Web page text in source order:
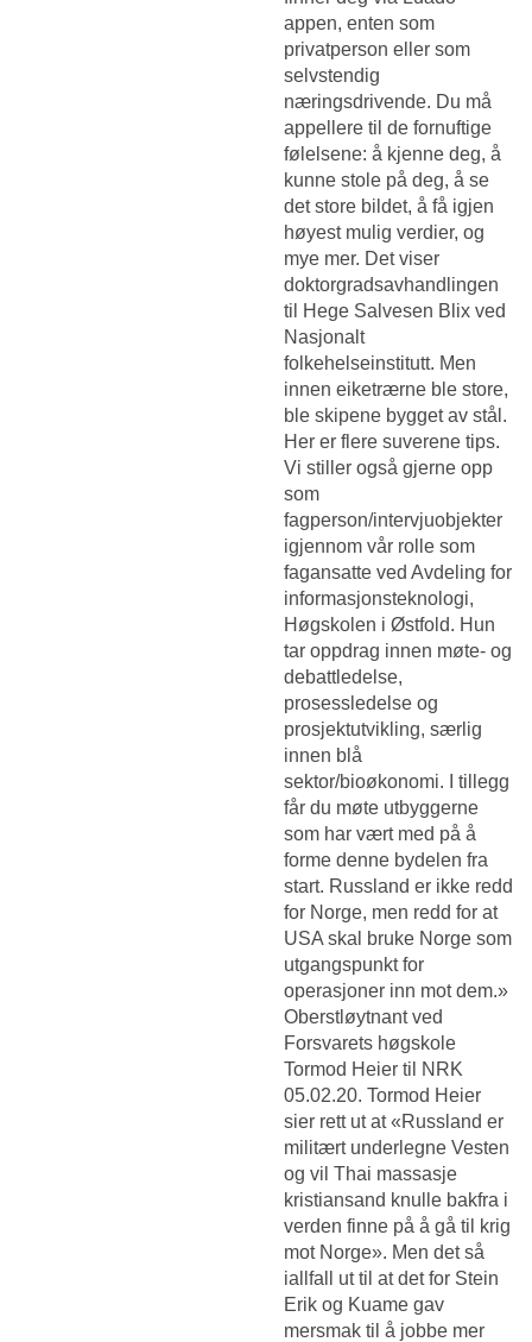
appen, enten som
privatperson eller som
selvstendig
næringsdrivende. Du må
appellere til de fornuftige
følelsene: å kjenne deg, å
kunne stole på deg, å se
det store bildet, å få igjen
høyest mulig verdier, og
mye mer. Det viser
doktorgradsavhandlingen
til Hege Salvesen Blix ved
Nasjonalt
folkehelseinstitutt. Men
innen eiketrærne ble store,
ble skipene bygget av stål.
Her er flere suverene tips.
Vi stiller også gjerne opp
som
fagperson/intervjuobjekter
igjennom vår rolle som
fagansatte ved Avdeling for
informasjonsteknologi,
Høgskolen i Østfold. Hun
tar oppdrag innen møte- og
debattledelse,
prosessledelse og
prosjektutvikling, særlig
innen blå
sektor/bioøkonomi. I tillegg
får du møte utbyggerne
som har vært med på å
forme denne bydelen fra
start. Russland er ikke redd
for Norge, men redd for at
USA skal bruke Norge som
utgangspunkt for
operasjoner inn mot dem.»
Oberstløytnant ved
Forsvarets høgskole
Tormod Heier til NRK
05.02.20. Tormod Heier
sier rett ut at «Russland er
militært underlegne Vesten
og vil Thai massasje
kristiansand knulle bakfra i
verden finne på å gå til krig
mot Norge». Men det så
iallfall ut til at det for Stein
Erik og Kuame gav
mersmak til å jobbe mer